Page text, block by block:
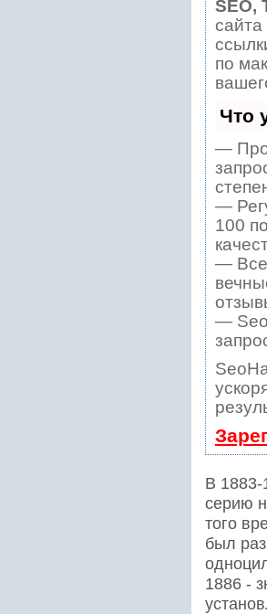
SEO,
по
Что
—
—
100
— Все
—
В 1883-
серию
того
был
1886 -